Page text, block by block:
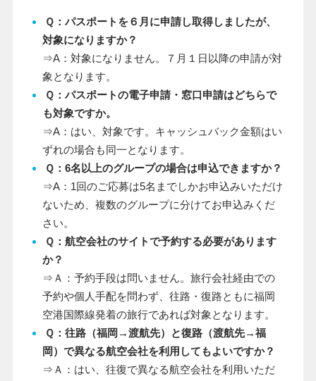
Ｑ：パスポートを６月に申請し取得しましたが、
対象になりますか？
⇒A：対象になりません。７月１日以降の申請が対
象となります。
Ｑ：パスポートの電子申請・窓口申請はどちらで
も対象ですか。
⇒A：はい、対象です。キャッシュバック金額はい
ずれの場合も同一となります。
Ｑ：6名以上のグループの場合は申込できますか？
⇒A：1回のご応募は5名までしかお申込みいただけ
ないため、複数のグループに分けてお申込みくだ
さい。
Ｑ：航空会社のサイトで予約する必要があります
か？
⇒Ａ：予約手段は問いません。旅行会社経由での
予約や個人手配を問わず、往路・復路ともに福岡
空港国際線発着の旅行であれば対象となります。
Ｑ：往路（福岡→渡航先）と復路（渡航先→福
岡）で異なる航空会社を利用してもよいですか？
⇒Ａ：はい、往復で異なる航空会社を利用いただ